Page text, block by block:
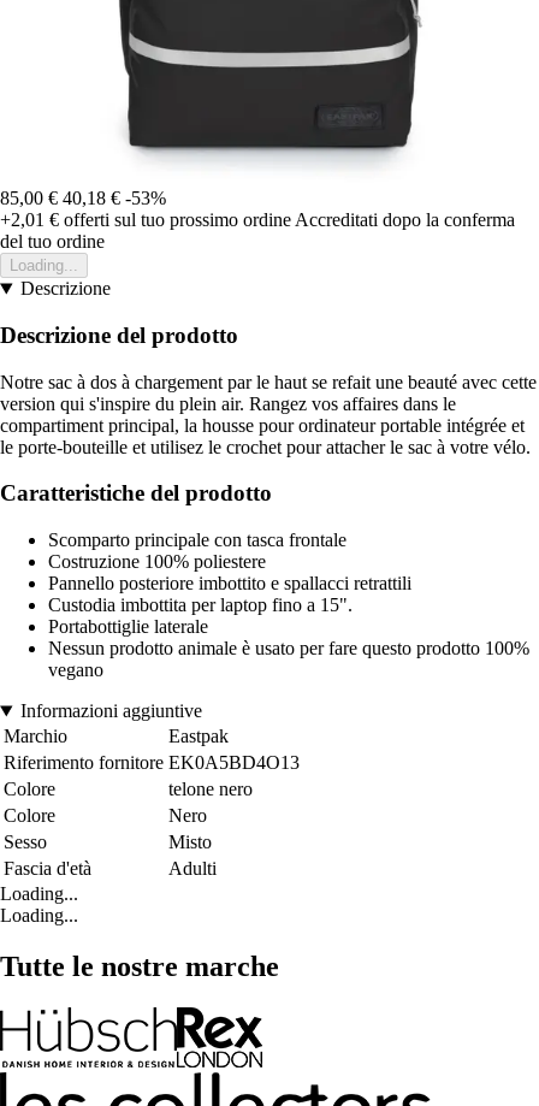
85,00 € 40,18 € -53%
+2,01 € offerti sul tuo prossimo ordine Accreditati dopo la conferma
del tuo ordine
Loading...
Descrizione
Descrizione del prodotto
Notre sac à dos à chargement par le haut se refait une beauté avec cette
version qui s'inspire du plein air. Rangez vos affaires dans le
compartiment principal, la housse pour ordinateur portable intégrée et
le porte-bouteille et utilisez le crochet pour attacher le sac à votre vélo.
Caratteristiche del prodotto
Scomparto principale con tasca frontale
Costruzione 100% poliestere
Pannello posteriore imbottito e spallacci retrattili
Custodia imbottita per laptop fino a 15".
Portabottiglie laterale
Nessun prodotto animale è usato per fare questo prodotto 100%
vegano
Informazioni aggiuntive
Marchio
Eastpak
Riferimento fornitore EK0A5BD4O13
Colore
telone nero
Colore
Nero
Sesso
Misto
Fascia d'età
Adulti
Loading...
Loading...
Tutte le nostre marche